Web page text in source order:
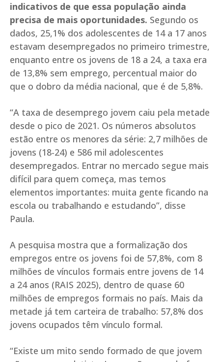
indicativos de que essa população ainda
precisa de mais oportunidades. Segundo os
dados, 25,1% dos adolescentes de 14 a 17 anos
estavam desempregados no primeiro trimestre,
enquanto entre os jovens de 18 a 24, a taxa era
de 13,8% sem emprego, percentual maior do
que o dobro da média nacional, que é de 5,8%.
“A taxa de desemprego jovem caiu pela metade
desde o pico de 2021. Os números absolutos
estão entre os menores da série: 2,7 milhões de
jovens (18-24) e 586 mil adolescentes
desempregados. Entrar no mercado segue mais
difícil para quem começa, mas temos
elementos importantes: muita gente ficando na
escola ou trabalhando e estudando”, disse
Paula.
A pesquisa mostra que a formalização dos
empregos entre os jovens foi de 57,8%, com 8
milhões de vínculos formais entre jovens de 14
a 24 anos (RAIS 2025), dentro de quase 60
milhões de empregos formais no país. Mais da
metade já tem carteira de trabalho: 57,8% dos
jovens ocupados têm vínculo formal.
“Existe um mito sendo formado de que jovem